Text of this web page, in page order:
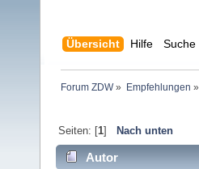
Übersicht Hilfe Suche
Forum ZDW» Empfehlungen »
Seiten: [1] Nach unten
Autor